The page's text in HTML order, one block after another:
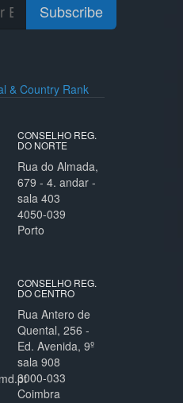
Subscribe
CONSELHO REG.
DO NORTE
Rua do Almada,
679 - 4. andar -
sala 403
4050-039
Porto
CONSELHO REG.
DO CENTRO
Rua Antero de
Quental, 256 -
Ed. Avenida, 9º
sala 908
3000-033
Coimbra